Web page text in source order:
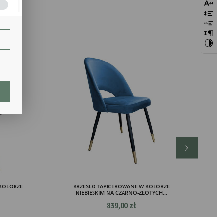
KRZESŁO TAPICEROWANE W KOLORZE
NIEBIESKIM NA CZARNO-ZŁOTYCH...
839,00 zł